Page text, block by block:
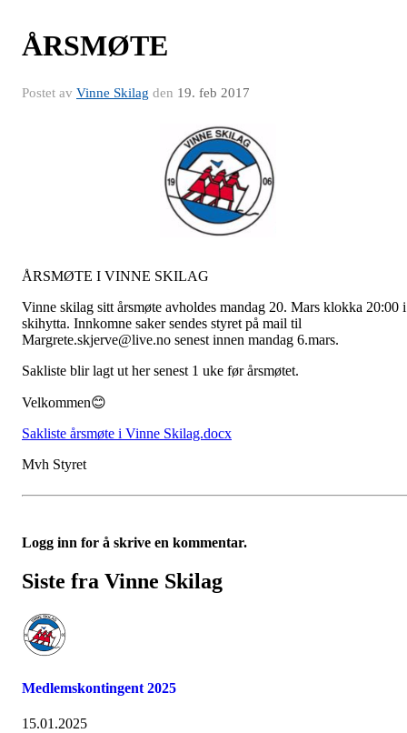
ÅRSMØTE
Postet av Vinne Skilag den 19. feb 2017
ÅRSMØTE I VINNE SKILAG
Vinne skilag sitt årsmøte avholdes mandag 20. Mars klokka 20:00 i
skihytta. Innkomne saker sendes styret på mail til
Margrete.skjerve@live.no senest innen mandag 6.mars.
Sakliste blir lagt ut her senest 1 uke før årsmøtet.
Velkommen😊
Sakliste årsmøte i Vinne Skilag.docx
Mvh Styret
T
g
e
n
v
i
t
V
n
S
k
l
a
t
p
Logg inn for å skrive en kommentar.
Siste fra Vinne Skilag
Medlemskontingent 2025
15.01.2025